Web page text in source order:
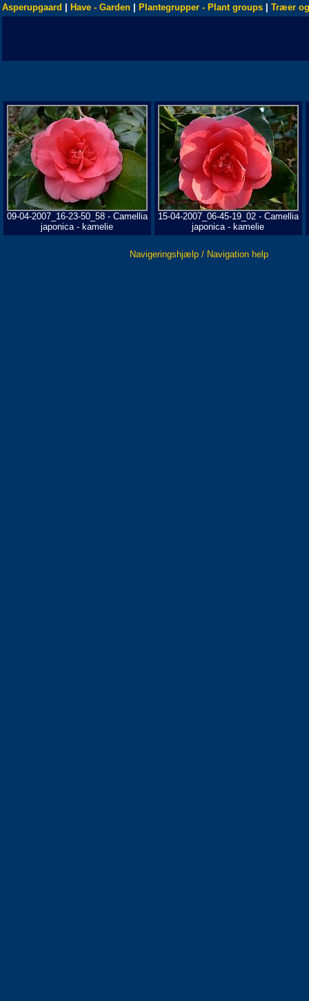
Asperupgaard Have - Garden Plantegrupper - Plant groups Træer
09-04-2007_16-23-50_58 - Camellia
japonica - kamelie
15-04-2007_06-45-19_02 - Camellia
japonica - kamelie
Navigeringshjælp / Navigation help